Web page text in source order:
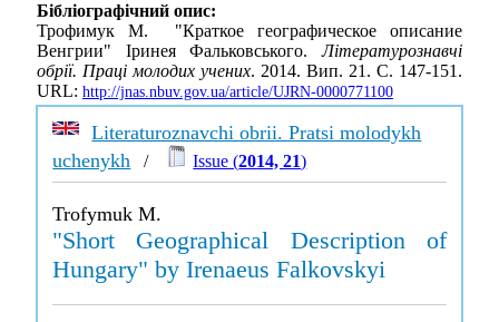
Бібліографічний опис:
Трофимук М. "Краткое географическое описание
Венгрии" Іринея Фальковського.Літературознавчі
обрії. Праці молодих учених. 2014. Вип. 21. С. 147-151.
URL: http://jnas.nbuv.gov.ua/article/UJRN-0000771100
Literaturoznavchi obrii. Pratsi molodykh
uchenykh / Issue (2014, 21)
Trofymuk M.
"Short Geographical Description of
Hungary" by Irenaeus Falkovskyi